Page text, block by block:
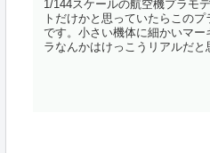
1/144スケールの航空機プラモ
トだけかと思っていたらこの
です。小さい機体に細かいマ
ラなんかはけっこうリアルだと